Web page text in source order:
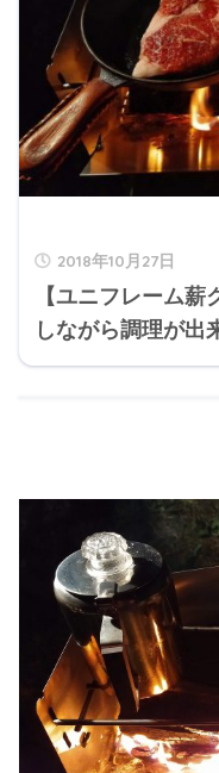
2018年10月27日
【ユニフレーム
しながら調理が出